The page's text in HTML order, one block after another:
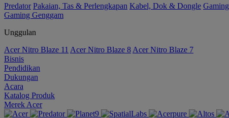
Predator Pakaian, Tas & Perlengkapan Kabel, Dok & Dongle Gaming
Gaming Genggam
Unggulan
Acer Nitro Blaze 11 Acer Nitro Blaze 8 Acer Nitro Blaze 7
Bisnis
Pendidikan
Dukungan
Acara
Katalog Produk
Merek Acer